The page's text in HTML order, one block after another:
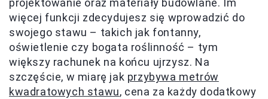
projektowanie oraz materiały budowlane. Im
więcej funkcji zdecydujesz się wprowadzić do
swojego stawu – takich jak fontanny,
oświetlenie czy bogata roślinność – tym
większy rachunek na końcu ujrzysz. Na
szczęście, w miarę jak przybywa metrów
kwadratowych stawu, cena za każdy dodatkowy